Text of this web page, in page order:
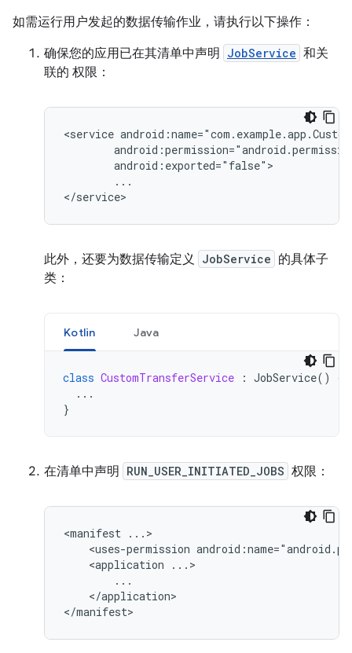
如需运行用户发起的数据传输作业，请执行以下操作：
确保您的应用已在其清单中声明
JobService 和关
联的 权限：
<service
...
此外，还要为数据传输定义 JobService 的具体子
类：
Kotlin Java
class CustomTransferService : JobService()
{
...
}
在清单中声明 RUN_USER_INITIATED_JOBS 权限：
<manifest
<uses-permission
<application
</application>